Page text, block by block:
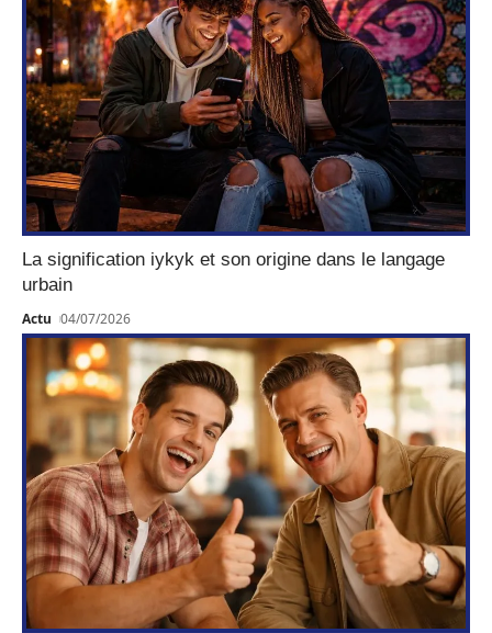
La signification iykyk et son origine dans le langage
urbain
Actu 04/07/2026